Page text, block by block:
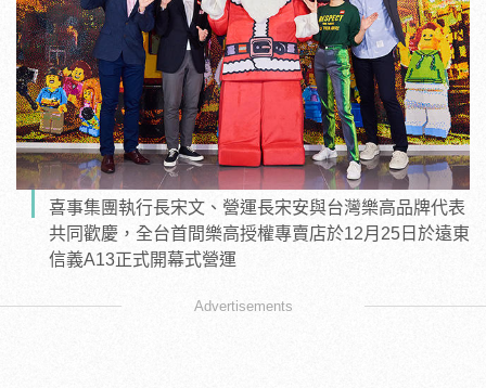
喜事集團執行長宋文、營運長宋安與台灣樂高品牌代表
共同歡慶，全台首間樂高授權專賣店於12月25日於遠東
信義A13正式開幕式營運
Advertisements